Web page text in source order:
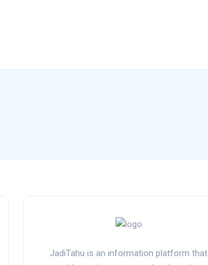
JadiTahu is an information platform that